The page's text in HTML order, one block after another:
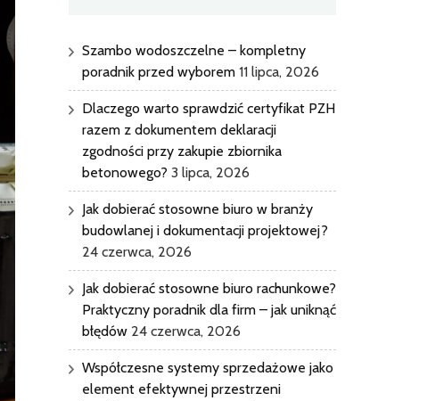
Szambo wodoszczelne – kompletny
poradnik przed wyborem 11 lipca, 2026
Dlaczego warto sprawdzić certyfikat PZH
razem z dokumentem deklaracji
zgodności przy zakupie zbiornika
betonowego? 3 lipca, 2026
Jak dobierać stosowne biuro w branży
budowlanej i dokumentacji projektowej?
24 czerwca, 2026
Jak dobierać stosowne biuro rachunkowe?
Praktyczny poradnik dla firm – jak uniknąć
błędów 24 czerwca, 2026
Współczesne systemy sprzedażowe jako
element efektywnej przestrzeni